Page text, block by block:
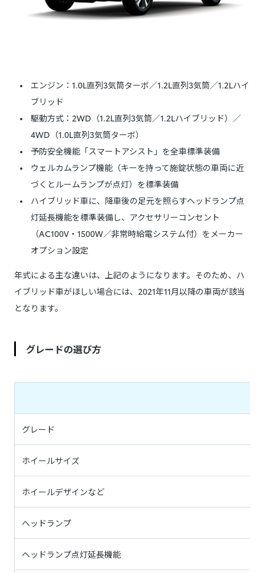
エンジン：1.0L直列3気筒ターボ／1.2L直列3気筒／1.2Lハイ
ブリッド
駆動方式：2WD（1.2L直列3気筒／1.2Lハイブリッド）／
4WD（1.0L直列3気筒ターボ）
予防安全機能「スマートアシスト」を全車標準装備
ウェルカムランプ機能（キーを持って施錠状態の車両に近
づくとルームランプが点灯）を標準装備
ハイブリッド車に、降車後の足元を照らすヘッドランプ点
灯延長機能を標準装備し、アクセサリーコンセント
（AC100V・1500W／非常時給電システム付）をメーカー
オプション設定
年式による主な違いは、上記のようになります。そのため、ハ
イブリッド車がほしい場合には、2021年11月以降の車両が該当
となります。
グレードの選び方
グレード
ホイールサイズ
ホイールデザインなど
ヘッドランプ
ヘッドランプ点灯延長機能